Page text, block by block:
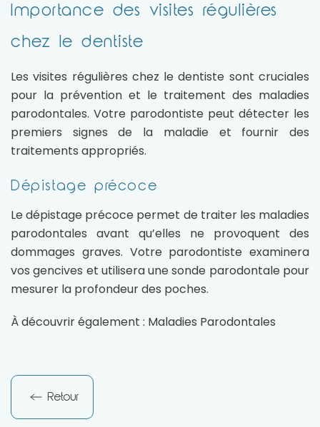
Importance des visites régulières
chez le dentiste
Les visites régulières chez le dentiste sont cruciales
pour la prévention et le traitement des maladies
parodontales. Votre parodontiste peut détecter les
premiers signes de la maladie et fournir des
traitements appropriés.
Dépistage précoce
Le dépistage précoce permet de traiter les maladies
parodontales avant qu’elles ne provoquent des
dommages graves. Votre parodontiste examinera
vos gencives et utilisera une sonde parodontale pour
mesurer la profondeur des poches.
À découvrir également : Maladies Parodontales
Retour